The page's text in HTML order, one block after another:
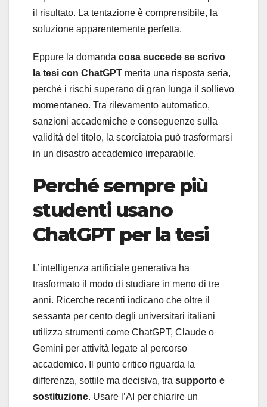
il risultato. La tentazione è comprensibile, la
soluzione apparentemente perfetta.
Eppure la domanda cosa succede se scrivo
la tesi con ChatGPT merita una risposta seria,
perché i rischi superano di gran lunga il sollievo
momentaneo. Tra rilevamento automatico,
sanzioni accademiche e conseguenze sulla
validità del titolo, la scorciatoia può trasformarsi
in un disastro accademico irreparabile.
Perché sempre più
studenti usano
ChatGPT per la tesi
L’intelligenza artificiale generativa ha
trasformato il modo di studiare in meno di tre
anni. Ricerche recenti indicano che oltre il
sessanta per cento degli universitari italiani
utilizza strumenti come ChatGPT, Claude o
Gemini per attività legate al percorso
accademico. Il punto critico riguarda la
differenza, sottile ma decisiva, tra supporto e
sostituzione. Usare l’AI per chiarire un